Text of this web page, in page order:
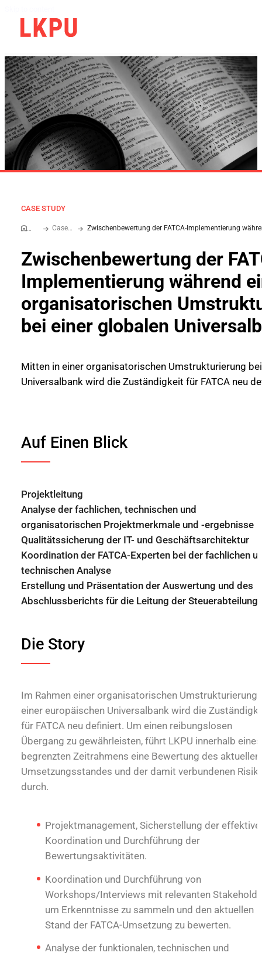
CASE STUDY
Home Case Study
Zwischenbewertung der
Implementierung während
organisatorischen
bei einer globalen
Mitten in einer organisatorischen Umstrukturierung
Universalbank wird die Zuständigkeit für FATCA neu
Auf Einen Blick
Projektleitung
Analyse der fachlichen, technischen und
organisatorischen Projektmerkmale und -ergebnisse
Qualitätssicherung der IT- und Geschäftsarchitektur
Koordination der FATCA-Experten bei der fachlichen
technischen Analyse
Erstellung und Präsentation der Auswertung und des
Abschlussberichts für die Leitung der Steuerabteilung
Die Story
Im Rahmen einer organisatorischen Umstrukturierung
einer europäischen Universalbank wird die
für FATCA neu definiert. Um einen reibungslosen
Übergang zu gewährleisten, führt LKPU innerhalb eines
begrenzten Zeitrahmens eine Bewertung des aktuellen
Umsetzungsstandes und der damit verbundenen
durch.
Projektmanagement, Sicherstellung der
Koordination und Durchführung der
Bewertungsaktivitäten.
Koordination und Durchführung von
Workshops/Interviews mit relevanten
um Erkenntnisse zu sammeln und den aktuellen
Stand der FATCA-Umsetzung zu bewerten.
Analyse der funktionalen, technischen und